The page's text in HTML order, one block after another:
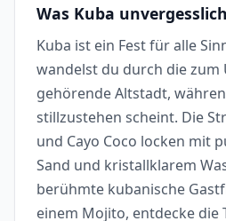
Was Kuba
Kuba ist ein Fest für alle
wandelst du durch die zum
gehörende Altstadt,
stillzustehen scheint. Die
und Cayo Coco locken mit
Sand und kristallklarem
berühmte kubanische
einem Mojito, entdecke die